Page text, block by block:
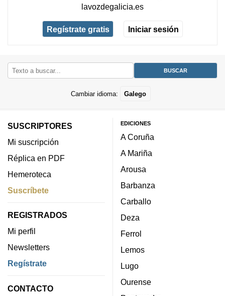
lavozdegalicia.es
Regístrate gratis Iniciar sesión
Cambiar idioma: Galego
SUSCRIPTORES
Mi suscripción
Réplica en PDF
Hemeroteca
Suscríbete
REGISTRADOS
Mi perfil
Newsletters
Regístrate
CONTACTO
EDICIONES
A Coruña
A Mariña
Arousa
Barbanza
Carballo
Deza
Ferrol
Lemos
Lugo
Ourense